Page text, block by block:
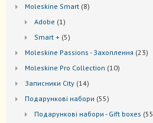
Моleskine Smart 88
Adobe 1 1
Smart + 55
Moleskine Passions - Захоплення 2323
Мoleskine Pro Collection 1010
Записники City 1414
Подарункові набори 5555
Подарункові набори - Gift boxes 55